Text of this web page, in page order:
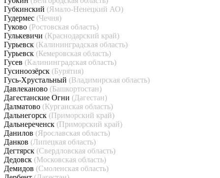
Губкинский (Ямало-Ненецкий АО)
Гудермес (Чечня)
Гуково (Ростовская область)
Гулькевичи (Краснодарский край)
Гурьевск (Калининградская область)
Гурьевск (Кемеровская область)
Гусев (Калининградская область)
Гусиноозёрск (Бурятия)
Гусь-Хрустальный (Владимирская область)
Давлеканово (Башкортостан)
Дагестанские Огни (Дагестан)
Далматово (Курганская область)
Дальнегорск (Приморский край)
Дальнереченск (Приморский край)
Данилов (Ярославская область)
Данков (Липецкая область)
Дегтярск (Свердловская область)
Дедовск (Московская область)
Демидов (Смоленская область)